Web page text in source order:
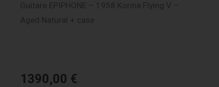
Guitare EPIPHONE – 1958 Korina Flying V –
Aged Natural + case
1390,00 €